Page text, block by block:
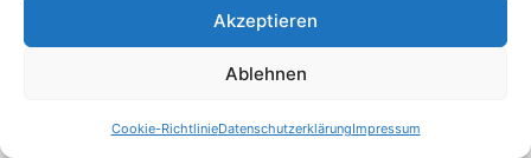
Akzeptieren
Ablehnen
Cookie-RichtlinieDatenschutzerklärungImpressum